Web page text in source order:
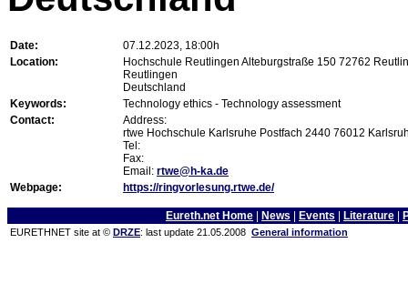
Date:
07.12.2023, 18:00h
Location:
Hochschule Reutlingen Alteburgstraße 150 72762
Reutlingen
Deutschland
Keywords:
Technology ethics - Technology assessment
Contact:
Address:
rtwe Hochschule Karlsruhe Postfach 2440 76012
Tel:
Fax:
Email: rtwe@h-ka.de
Webpage:
https://ringvorlesung.rtwe.de/
Eureth.net Home | News | Events | Literature |
EURETHNET site at © DRZE: last update 21.05.2008 General information